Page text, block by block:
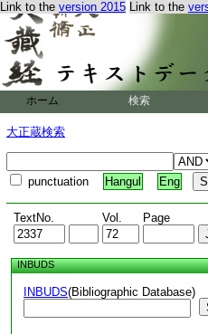
Link to the version 2015 Link to the
ホーム 検索
大正蔵検索
punctuation Hangul Eng
TextNo. Vol. Page
INBUDS
INBUDS(Bibliographic Database)